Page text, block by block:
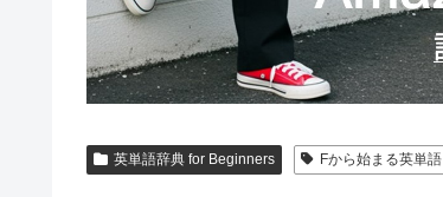
英単語辞典 for Beginners Fから始まる英単語